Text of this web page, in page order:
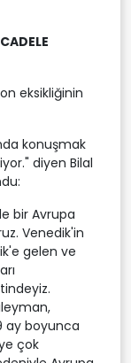
eksikliğinin
konuşmak
diyen Bilal
bir Avrupa
Venedik'in
gelen ve
ay boyunca
çok